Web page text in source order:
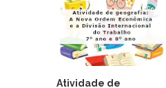
Atividade de